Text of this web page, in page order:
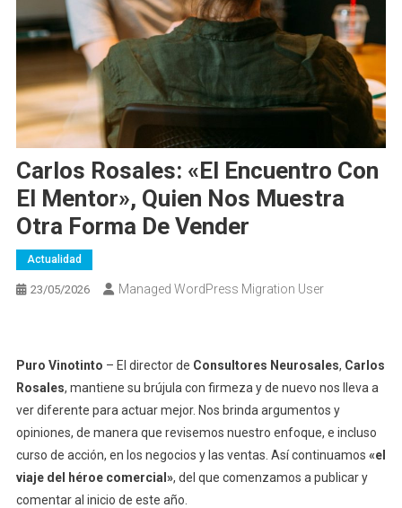
Carlos Rosales: «El Encuentro Con
El Mentor», Quien Nos Muestra
Otra Forma De Vender
Actualidad
23/05/2026 Managed WordPress Migration User
Puro Vinotinto – El director de Consultores Neurosales, Carlos
Rosales, mantiene su brújula con firmeza y de nuevo nos lleva a
ver diferente para actuar mejor. Nos brinda argumentos y
opiniones, de manera que revisemos nuestro enfoque, e incluso
curso de acción, en los negocios y las ventas. Así continuamos «el
viaje del héroe comercial», del que comenzamos a publicar y
comentar al inicio de este año.